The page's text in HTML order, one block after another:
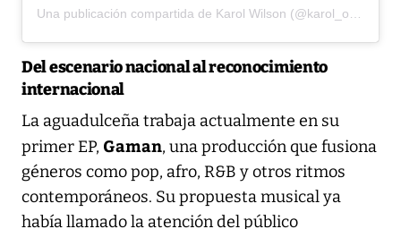
Del escenario nacional al reconocimiento
internacional
La aguadulceña trabaja actualmente en su
primer EP, Gaman, una producción que fusiona
géneros como pop, afro, R&B y otros ritmos
contemporáneos. Su propuesta musical ya
había llamado la atención del público